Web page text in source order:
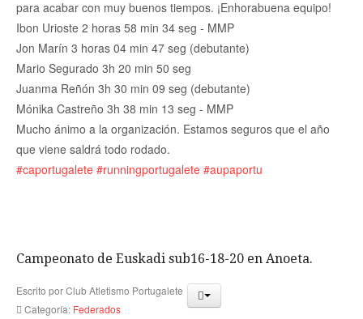
para acabar con muy buenos tiempos. ¡Enhorabuena equipo!
Ibon Urioste 2 horas 58 min 34 seg - MMP
Jon Marín 3 horas 04 min 47 seg (debutante)
Mario Segurado 3h 20 min 50 seg
Juanma Reñón 3h 30 min 09 seg (debutante)
Mónika Castreño 3h 38 min 13 seg - MMP
Mucho ánimo a la organización. Estamos seguros que el año
que viene saldrá todo rodado.
#caportugalete #runningportugalete #aupaportu
Campeonato de Euskadi sub16-18-20 en Anoeta.
Escrito porClub Atletismo Portugalete
Categoría: Federados